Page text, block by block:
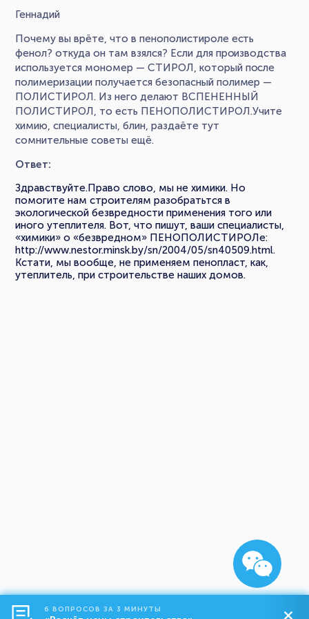
Геннадий
Почему вы врёте, что в пенополистироле есть
фенол? откуда он там взялся? Если для производства
используется мономер — СТИРОЛ, который после
полимеризации получается безопасный полимер —
ПОЛИСТИРОЛ. Из него делают ВСПЕНЕННЫЙ
ПОЛИСТИРОЛ, то есть ПЕНОПОЛИСТИРОЛ.Учите
химию, специалисты, блин, раздаёте тут
сомнительные советы ещё.
Ответ:
Здравствуйте.Право слово, мы не химики. Но
помогите нам строителям разобратьтся в
экологической безвредности применения того или
иного утеплителя. Вот, что пишут, ваши специалисты,
«химики» о «безвредном» ПЕНОПОЛИСТИРОЛе:
http://www.nestor.minsk.by/sn/2004/05/sn40509.html.
Кстати, мы вообще, не применяем пенопласт, как,
утеплитель, при строительстве наших домов.
6 ВОПРОСОВ ЗА 3 МИНУТЫ